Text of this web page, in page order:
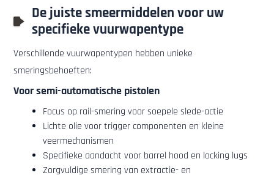
De juiste smeermiddelen voor uw
specifieke vuurwapentype
Verschillende vuurwapentypen hebben unieke
smeringsbehoeften:
Voor semi-automatische pistolen
Focus op rail-smering voor soepele slede-actie
Lichte olie voor trigger componenten en kleine
veermechanismen
Specifieke aandacht voor barrel hood en locking lugs
Zorgvuldige smering van extractie- en